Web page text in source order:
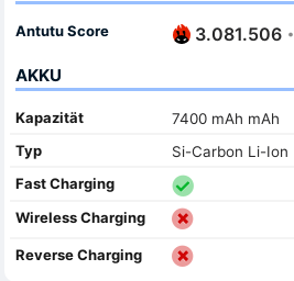
Antutu Score 3.081.506 •
AKKU
Kapazität
7400 mAh mAh
Typ
Si-Carbon Li-Ion
Fast Charging
Wireless Charging
Reverse Charging